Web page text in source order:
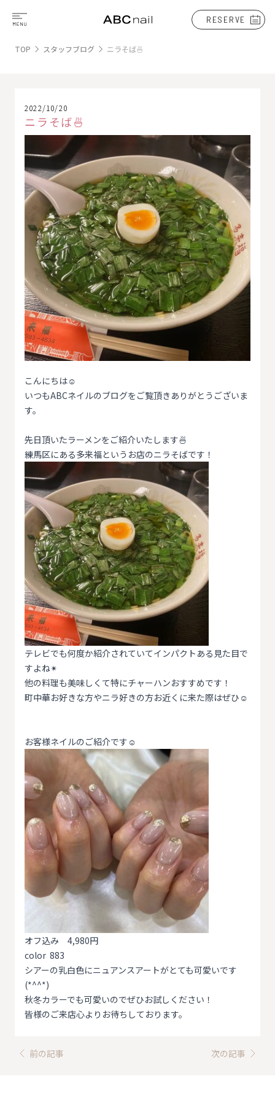
RESERVE
TOP スタッフブログ ニラそば🍜
2022/10/20
ニラそば🍜
こんにちは☺
いつもABCネイルのブログをご覧頂きありがとうございま
す。
先日頂いたラーメンをご紹介いたします🍜
練馬区にある多来福というお店のニラそばです！
テレビでも何度か紹介されていてインパクトある見た目で
すよね✴︎
他の料理も美味しくて特にチャーハンおすすめです！
町中華お好きな方やニラ好きの方お近くに来た際はぜひ☺️
お客様ネイルのご紹介です☺
オフ込み 4,980円
color 883
シアーの乳白色にニュアンスアートがとても可愛いです
(*^^*)
秋冬カラーでも可愛いのでぜひお試しください！
皆様のご来店心よりお待ちしております。
前の記事 次の記事